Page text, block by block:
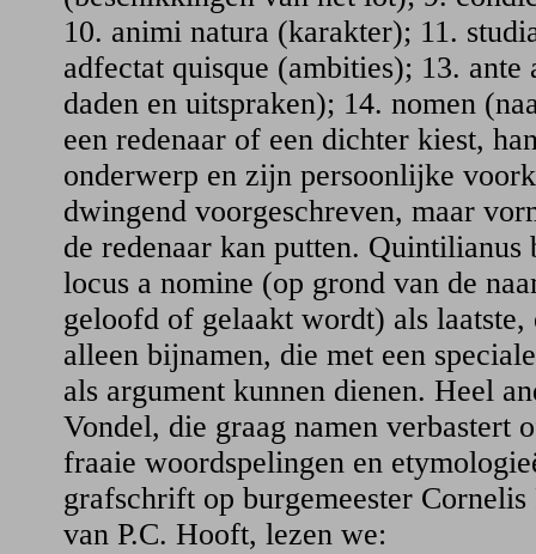
10. animi natura (karakter); 11.
adfectat quisque (ambities); 13. ante
daden en uitspraken); 14. nomen
een redenaar of een dichter kiest,
onderwerp en zijn persoonlijke
dwingend voorgeschreven, maar
de redenaar kan putten.
locus a nomine (op grond van de
geloofd of gelaakt wordt) als laatste,
alleen bijnamen, die met een
als argument kunnen dienen. Heel
Vondel, die graag namen verbastert
fraaie woordspelingen en
grafschrift op burgemeester
van P.C. Hooft, lezen we: